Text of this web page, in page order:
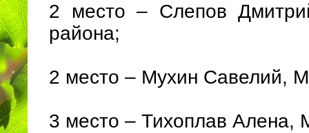
2 место – Слепов
района;
2 место – Мухин Савелий,
3 место – Тихоплав